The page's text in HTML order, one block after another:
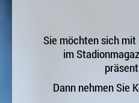
Sie möchten sich
im
Dann nehmen Sie